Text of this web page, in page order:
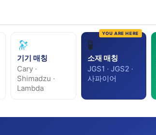
🔭
기기 매칭
Cary ·
Shimadzu ·
Lambda
🧪
소재 매칭
JGS1 · JGS2 ·
사파이어